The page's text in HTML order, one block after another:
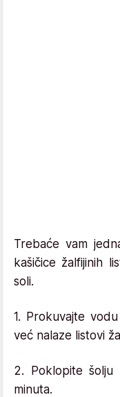
Trebaće vam
kašičice žalfijinih
soli.
1. Prokuvajte
već nalaze listovi
2. Poklopite
minuta.